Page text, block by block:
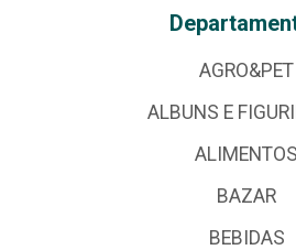
AGRO&PET
ALBUNS E
ALIMENTOS
BAZAR
BEBIDAS